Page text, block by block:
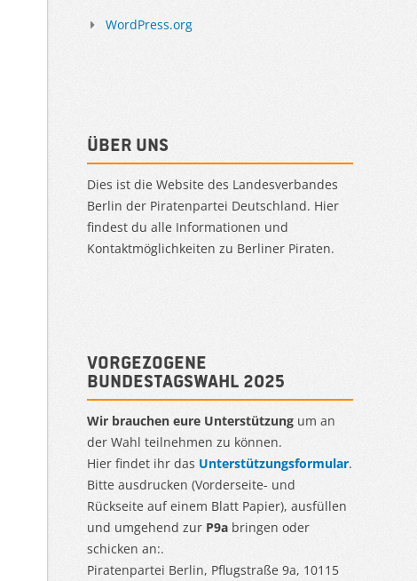
WordPress.org
Über uns
Dies ist die Website des Landesverbandes
Berlin der Piratenpartei Deutschland. Hier
findest du alle Informationen und
Kontaktmöglichkeiten zu Berliner Piraten.
Vorgezogene
Bundestagswahl 2025
Wir brauchen eure Unterstützung um an
der Wahl teilnehmen zu können.
Hier findet ihr das Unterstützungsformular.
Bitte ausdrucken (Vorderseite- und
Rückseite auf einem Blatt Papier), ausfüllen
und umgehend zur P9a bringen oder
schicken an:.
Piratenpartei Berlin, Pflugstraße 9a, 10115